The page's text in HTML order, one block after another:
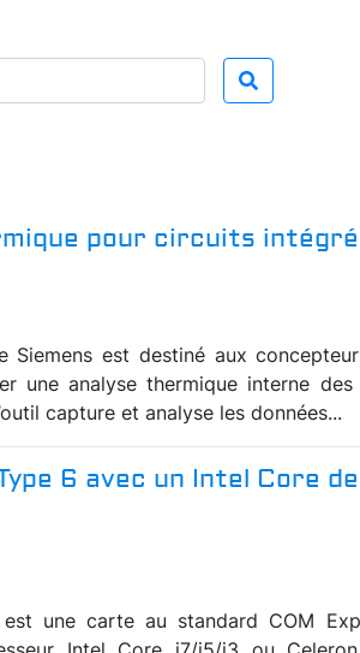
pour circuits
Siemens est destiné aux
une analyse thermique interne
capture et analyse les données...
6 avec un Intel Core de
est une carte au standard COM